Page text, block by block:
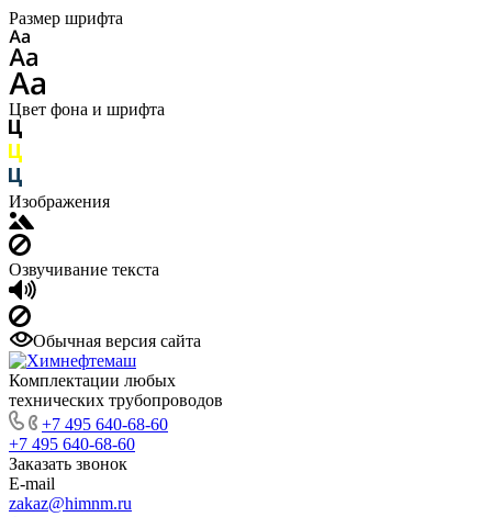
Размер шрифта
Цвет фона и шрифта
Изображения
Озвучивание текста
Обычная версия сайта
Комплектации любых
технических трубопроводов
+7 495 640-68-60
+7 495 640-68-60
Заказать звонок
E-mail
zakaz@himnm.ru